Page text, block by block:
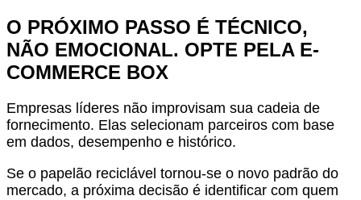
O PRÓXIMO PASSO É TÉCNICO,
NÃO EMOCIONAL. OPTE PELA E-
COMMERCE BOX
Empresas líderes não improvisam sua cadeia de
fornecimento. Elas selecionam parceiros com base
em dados, desempenho e histórico.
Se o papelão reciclável tornou-se o novo padrão do
mercado, a próxima decisão é identificar com quem